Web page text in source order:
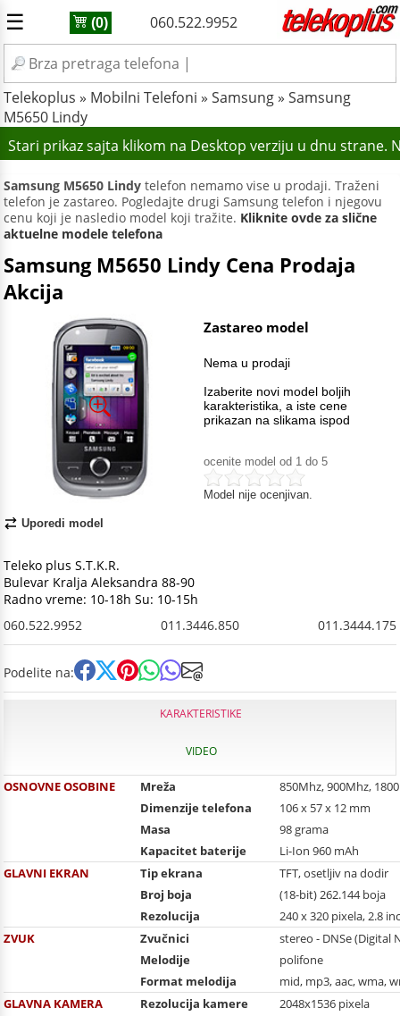
☰ (0) 060.522.9952
Telekoplus » Mobilni Telefoni » Samsung» Samsung
M5650 Lindy
Stari prikaz sajta klikom na Desktop verziju u dnu strane.
Samsung M5650 Lindy telefon nemamo vise u prodaji. Traženi
telefon je zastareo. Pogledajte drugi Samsung telefon i njegovu
cenu koji je nasledio model koji tražite. Kliknite ovde za slične
aktuelne modele telefona
Samsung M5650 Lindy Cena Prodaja
Akcija
Uporedi model
Zastareo model
Nema u prodaji
Izaberite novi model boljih
karakteristika, a iste cene
prikazan na slikama ispod
ocenite model od 1 do 5
Model nije ocenjivan.
Teleko plus S.T.K.R.
Bulevar Kralja Aleksandra 88-90
Radno vreme: 10-18h Su: 10-15h
060.522.9952
011.3446.850 011.3444.175
Podelite na:
KARAKTERISTIKE
VIDEO
OSNOVNE OSOBINE Mreža
850Mhz, 900Mhz,
Dimenzije telefona
106 x 57 x 12 mm
Masa
98 grama
Kapacitet baterije
Li-Ion 960 mAh
GLAVNI EKRAN
Tip ekrana
TFT, osetljiv na dodir
Broj boja
(18-bit) 262.144 boja
Rezolucija
240 x 320 pixela, 2.8
ZVUK
Zvučnici
stereo - DNSe (Digital
Melodije
polifone
Format melodija
mid, mp3, aac, wma,
GLAVNA KAMERA
Rezolucija kamere
2048x1536 pixela